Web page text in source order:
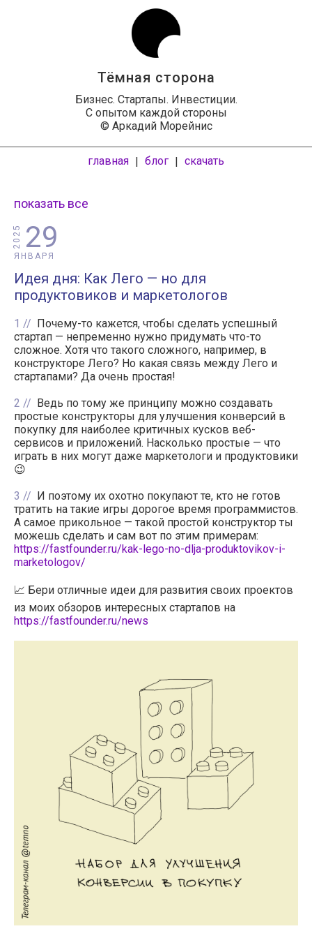
Тёмная сторона
Бизнес. Стартапы. Инвестиции.
С опытом каждой стороны
© Аркадий Морейнис
главная | блог | скачать
показать все
29
ЯНВАРЯ
2025
Идея дня: Как Лего — но для
продуктовиков и маркетологов
1
Почему-то кажется, чтобы сделать успешный
стартап — непременно нужно придумать что-то
сложное. Хотя что такого сложного, например, в
конструкторе Лего? Но какая связь между Лего и
стартапами? Да очень простая!
2
Ведь по тому же принципу можно создавать
простые конструкторы для улучшения конверсий в
покупку для наиболее критичных кусков веб-
сервисов и приложений. Насколько простые — что
играть в них могут даже маркетологи и продуктовики
😉
3
И поэтому их охотно покупают те, кто не готов
тратить на такие игры дорогое время программистов.
А самое прикольное — такой простой конструктор ты
можешь сделать и сам вот по этим примерам:
https://fastfounder.ru/kak-lego-no-dlja-produktovikov-i-
marketologov/
📈 Бери отличные идеи для развития своих проектов
из моих обзоров интересных стартапов на
https://fastfounder.ru/news